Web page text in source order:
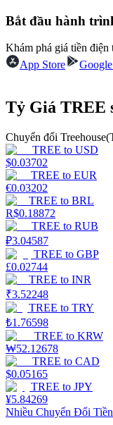
Chiến lược giao
Earn
Power Piggy
Làm cho tài sản
Bắt đầu hành
Khám phá giá tiền
App Store
Tỷ Giá TREE
Chuyển đổi
TREE to USD
$0.03702
TREE to EUR
€0.03202
TREE to BRL
R$0.18872
TREE to RUB
₽3.04587
TREE to GBP
£0.02744
TREE to INR
₹3.52248
TREE to TRY
₺1.76598
TREE to KRW
₩52.12678
TREE to CAD
$0.05165
TREE to JPY
¥5.84269
Nhiều Chuyển Đổi